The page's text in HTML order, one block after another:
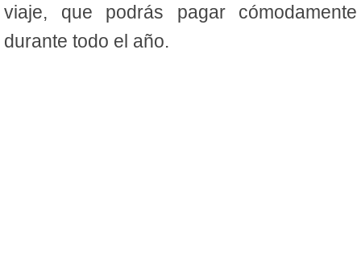
viaje, que podrás pagar cómodamente
durante todo el año.